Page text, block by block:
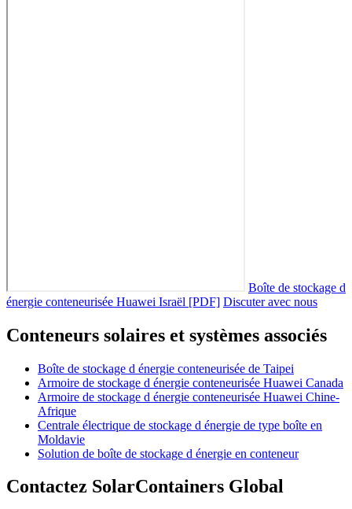
Boîte de stockage d
énergie conteneurisée Huawei Israël [PDF] Discuter avec nous
Conteneurs solaires et systèmes associés
Boîte de stockage d énergie conteneurisée de Taipei
Armoire de stockage d énergie conteneurisée Huawei Canada
Armoire de stockage d énergie conteneurisée Huawei Chine-
Afrique
Centrale électrique de stockage d énergie de type boîte en
Moldavie
Solution de boîte de stockage d énergie en conteneur
Contactez SolarContainers Global